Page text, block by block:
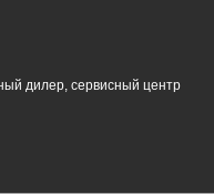
дилер, сервисный центр